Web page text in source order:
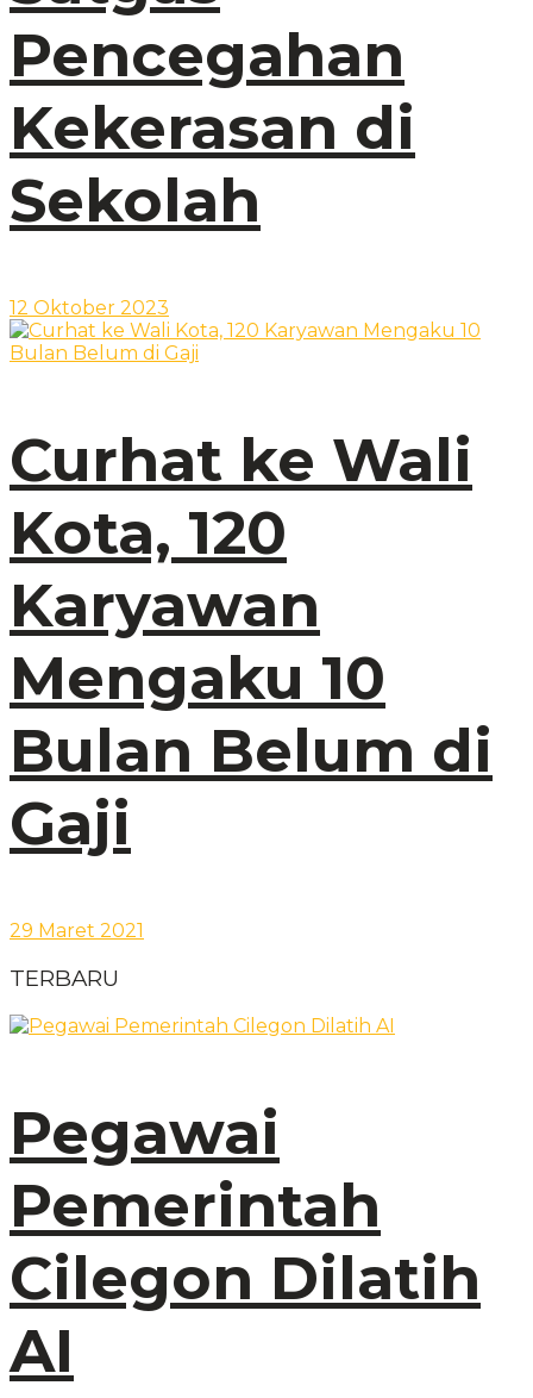
Pencegahan
Kekerasan di
Sekolah
12 Oktober 2023
Curhat ke Wali
Kota, 120
Karyawan
Mengaku 10
Bulan Belum di
Gaji
29 Maret 2021
TERBARU
Pegawai
Pemerintah
Cilegon Dilatih
AI